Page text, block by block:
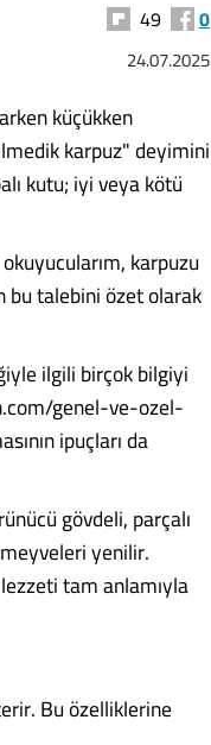
49 0
24.07.2025
küçükken
karpuz" deyimini
kutu; iyi veya kötü
karpuzu
bu talebini özet olarak
ilgili birçok bilgiyi
genel-ve-ozel-
ipuçları da
gövdeli, parçalı
yenilir.
tam anlamıyla
Bu özelliklerine